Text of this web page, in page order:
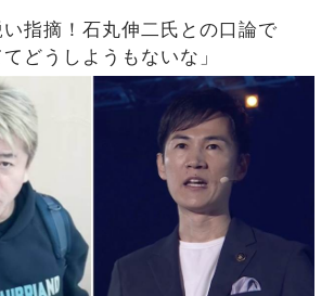
指摘！石丸伸二氏との口論で
てどうしようもないな」